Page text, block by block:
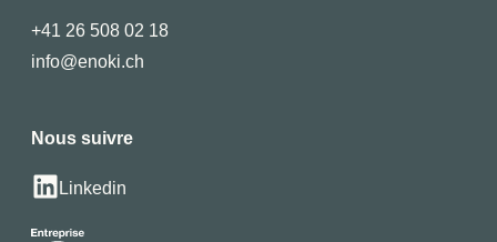
+41 26 508 02 18
info@enoki.ch
Nous suivre
Linkedin